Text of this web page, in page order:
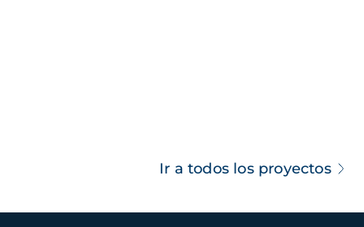
Ir a todos los proyectos